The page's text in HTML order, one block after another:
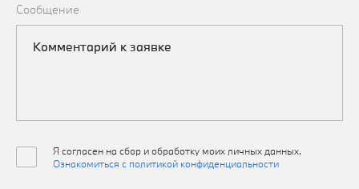
Сообщение
Я согласен на сбор и обработку моих личных данных.
Ознакомиться с политикой конфиденциальности